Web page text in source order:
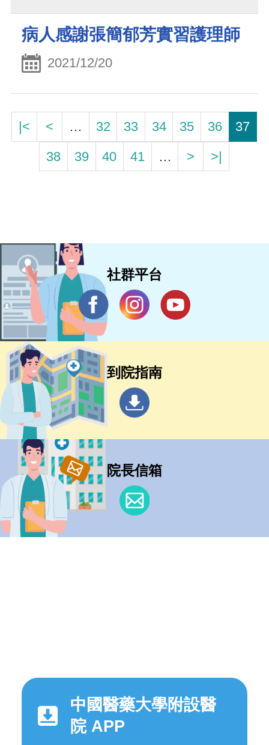
病人感謝張簡郁芳實習護理師
2021/12/20
|< < … 32 33 34 35 36
37
38
39 40 41 … > >|
社群平台
到院指南
院長信箱
中國醫藥大學附設醫
院 APP